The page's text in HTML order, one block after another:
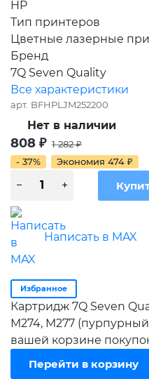
HP
Тип принтеров
Цветные лазерные
Бренд
7Q Seven Quality
Все характеристики
арт. BFHPLJM252200
Нет в наличии
808 ₽ 1 282₽
- 37%
Экономия 474 ₽
Написать в MAX
Избранное
Картридж 7Q Seven
M274, M277
вашей корзине
Перейти в корзину